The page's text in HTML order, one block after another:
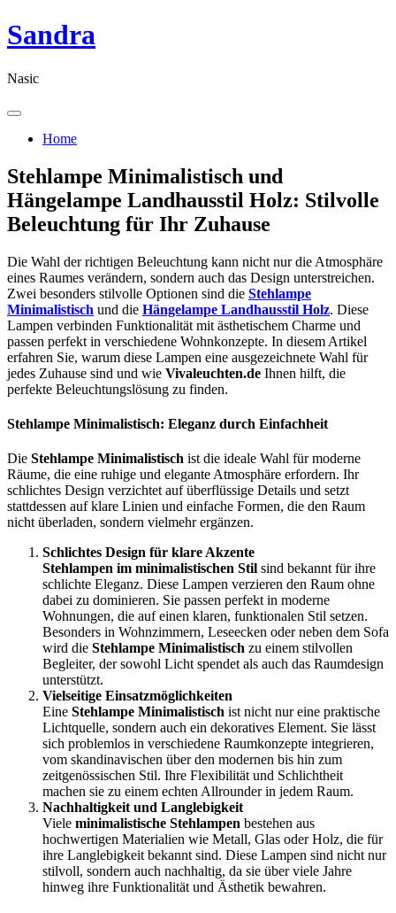
Skip
to
Sandra
Nasic
Home
Stehlampe Minimalistisch und
Hängelampe Landhausstil Holz: Stilvolle
Beleuchtung für Ihr Zuhause
Die Wahl der richtigen Beleuchtung kann nicht nur die Atmosphäre
eines Raumes verändern, sondern auch das Design unterstreichen.
Zwei besonders stilvolle Optionen sind die Stehlampe
Minimalistisch und die Hängelampe Landhausstil Holz. Diese
Lampen verbinden Funktionalität mit ästhetischem Charme und
passen perfekt in verschiedene Wohnkonzepte. In diesem Artikel
erfahren Sie, warum diese Lampen eine ausgezeichnete Wahl für
jedes Zuhause sind und wie Vivaleuchten.de Ihnen hilft, die
perfekte Beleuchtungslösung zu finden.
Stehlampe Minimalistisch: Eleganz durch Einfachheit
Die Stehlampe Minimalistisch ist die ideale Wahl für moderne
Räume, die eine ruhige und elegante Atmosphäre erfordern. Ihr
schlichtes Design verzichtet auf überflüssige Details und setzt
stattdessen auf klare Linien und einfache Formen, die den Raum
nicht überladen, sondern vielmehr ergänzen.
Schlichtes Design für klare Akzente
Stehlampen im minimalistischen Stil sind bekannt für ihre
schlichte Eleganz. Diese Lampen verzieren den Raum ohne
dabei zu dominieren. Sie passen perfekt in moderne
Wohnungen, die auf einen klaren, funktionalen Stil setzen.
Besonders in Wohnzimmern, Leseecken oder neben dem Sofa
wird die Stehlampe Minimalistisch zu einem stilvollen
Begleiter, der sowohl Licht spendet als auch das Raumdesign
unterstützt.
Vielseitige Einsatzmöglichkeiten
Eine Stehlampe Minimalistisch ist nicht nur eine praktische
Lichtquelle, sondern auch ein dekoratives Element. Sie lässt
sich problemlos in verschiedene Raumkonzepte integrieren,
vom skandinavischen über den modernen bis hin zum
zeitgenössischen Stil. Ihre Flexibilität und Schlichtheit
machen sie zu einem echten Allrounder in jedem Raum.
Nachhaltigkeit und Langlebigkeit
Viele minimalistische Stehlampen bestehen aus
hochwertigen Materialien wie Metall, Glas oder Holz, die für
ihre Langlebigkeit bekannt sind. Diese Lampen sind nicht nur
stilvoll, sondern auch nachhaltig, da sie über viele Jahre
hinweg ihre Funktionalität und Ästhetik bewahren.